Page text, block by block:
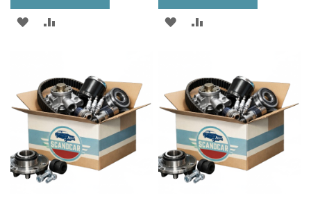
ZUR
ZUR